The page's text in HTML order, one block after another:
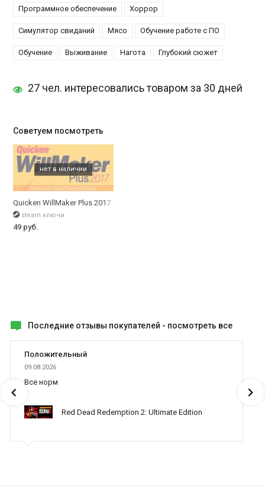
Программное обеспечение
Хоррор
Симулятор свиданий Мясо Обучение работе с ПО
Обучение Выживание Нагота Глубокий сюжет
27 чел. интересовались товаром за 30 дней
Советуем посмотреть
Quicken WillMaker Plus 2017
steam ключи
49 руб.
Последние отзывы покупателей - посмотреть все
Положительный
09.08.2026
Все норм
Red Dead Redemption 2: Ultimate Edition